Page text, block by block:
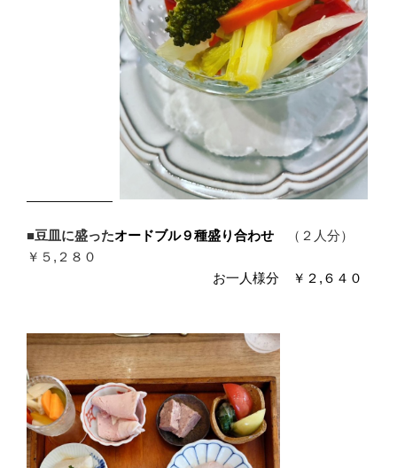
■豆皿に盛ったオードブル９種盛り合わせ （２人分）
￥５,２８０
お一人様分 ￥２,６４０